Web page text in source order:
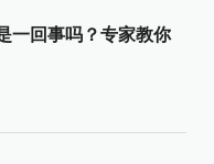
一回事吗？专家教你